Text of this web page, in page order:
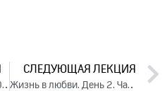
Жизнь в любви. День 1 (2023)
СЛЕДУЮЩАЯ ЛЕКЦИЯ
Жизнь в любви. День 2. Часть 2 (2023)